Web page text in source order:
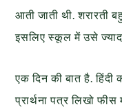
आती जाती थी. शरारती
इसलिए स्कूल में उसे
एक दिन की बात है.
प्रार्थना पत्र लिखो